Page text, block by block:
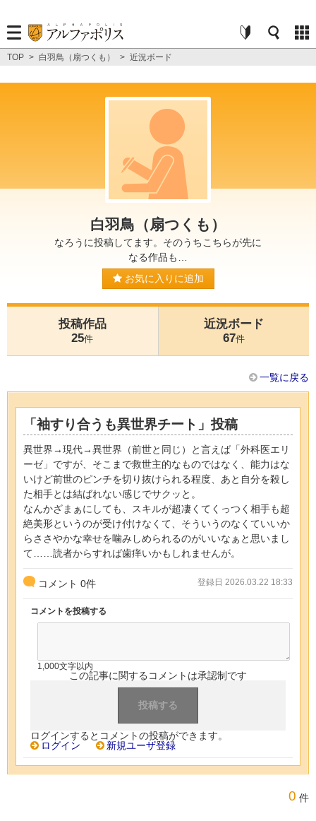
TOP > 白羽鳥（扇つくも） > 近況ボード
白羽鳥（扇つくも）
なろうに投稿してます。そのうちこちらが先に
なる作品も…
お気に入りに追加
投稿作品
25件
近況ボード
67件
一覧に戻る
「袖すり合うも異世界チート」投稿
異世界→現代→異世界（前世と同じ）と言えば「外科医エリ
ーゼ」ですが、そこまで救世主的なものではなく、能力はな
いけど前世のピンチを切り抜けられる程度、あと自分を殺し
た相手とは結ばれない感じでサクッと。
なんかざまぁにしても、スキルが超凄くてくっつく相手も超
絶美形というのが受け付けなくて、そういうのなくていいか
らささやかな幸せを噛みしめられるのがいいなぁと思いまし
て……読者からすれば歯痒いかもしれませんが。
コメント 0件 登録日 2026.03.22 18:33
コメントを投稿する
1,000文字以内
この記事に関するコメントは承認制です
ログインするとコメントの投稿ができます。
ログイン
新規ユーザ登録
0 件